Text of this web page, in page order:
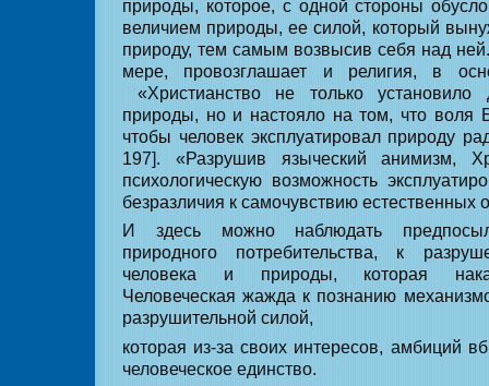
природы, которое, с одной стороны
величием природы, ее силой, который
природу, тем самым возвысив себя над
мере, провозглашает и религия, в
«Христианство не только
природы, но и настояло на том, что воля
чтобы человек эксплуатировал природу
197]. «Разрушив языческий анимизм,
психологическую возможность
безразличия к самочувствию естественных
И здесь можно наблюдать
природного потребительства, к
человека и природы, которая
Человеческая жажда к познанию
разрушительной силой,
которая из-за своих интересов, амбиций
человеческое единство.